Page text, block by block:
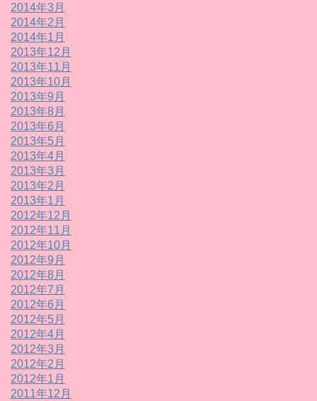
2014年3月
2014年2月
2014年1月
2013年12月
2013年11月
2013年10月
2013年9月
2013年8月
2013年6月
2013年5月
2013年4月
2013年3月
2013年2月
2013年1月
2012年12月
2012年11月
2012年10月
2012年9月
2012年8月
2012年7月
2012年6月
2012年5月
2012年4月
2012年3月
2012年2月
2012年1月
2011年12月